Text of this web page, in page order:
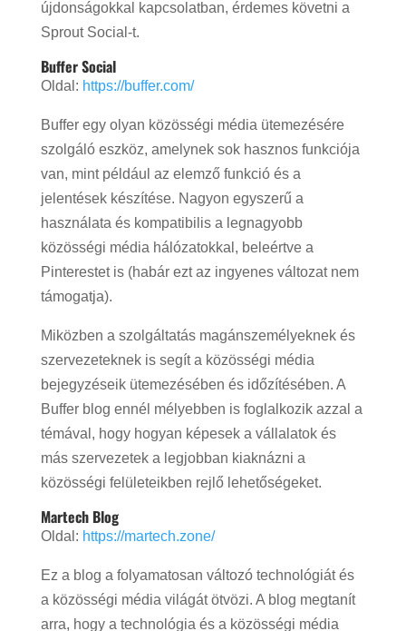
újdonságokkal kapcsolatban, érdemes követni a
Sprout Social-t.
Buffer Social
Oldal: https://buffer.com/
Buffer egy olyan közösségi média ütemezésére
szolgáló eszköz, amelynek sok hasznos funkciója
van, mint például az elemző funkció és a
jelentések készítése. Nagyon egyszerű a
használata és kompatibilis a legnagyobb
közösségi média hálózatokkal, beleértve a
Pinterestet is (habár ezt az ingyenes változat nem
támogatja).
Miközben a szolgáltatás magánszemélyeknek és
szervezeteknek is segít a közösségi média
bejegyzéseik ütemezésében és időzítésében. A
Buffer blog ennél mélyebben is foglalkozik azzal a
témával, hogy hogyan képesek a vállalatok és
más szervezetek a legjobban kiaknázni a
közösségi felületeikben rejlő lehetőségeket.
Martech Blog
Oldal: https://martech.zone/
Ez a blog a folyamatosan változó technológiát és
a közösségi média világát ötvözi. A blog megtanít
arra, hogy a technológia és a közösségi média